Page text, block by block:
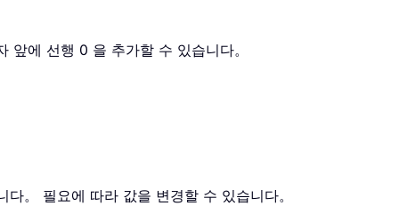
에 선행 0 을 추가할 수 있습니다。
。 필요에 따라 값을 변경할 수 있습니다。